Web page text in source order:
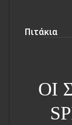
Πιτάκια
ΟΙ